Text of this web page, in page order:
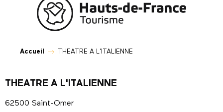
Accueil THEATRE A L'ITALIENNE
THEATRE A L'ITALIENNE
62500 Saint-Omer